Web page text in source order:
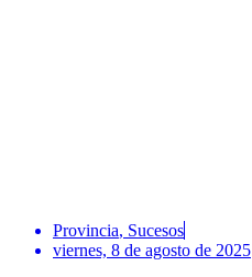
Provincia, Sucesos
viernes, 8 de agosto de 2025